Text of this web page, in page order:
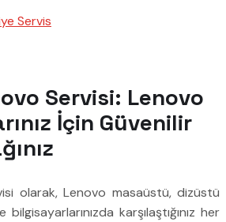
Servis
Servisi: Lenovo
İçin Güvenilir
olarak, Lenovo masaüstü, dizüstü
karşılaştığınız her